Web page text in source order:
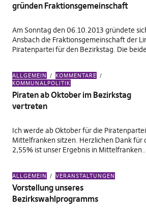
gründen Fraktionsgemeinschaft
Am Sonntag den 06.10.2013 gründete
Ansbach die Fraktionsgemeinschaft der
Piratenpartei für den Bezirkstag. Die
ALLGEMEIN
KOMMENTARE
KOMMUNALPOLITIK
Piraten ab Oktober im Bezirkstag
vertreten
Ich werde ab Oktober für die
Mittelfranken sitzen. Herzlichen Dank für
2,55% ist unser Ergebnis in
ALLGEMEIN VERANSTALTUNGEN
Vorstellung unseres
Bezirkswahlprogramms